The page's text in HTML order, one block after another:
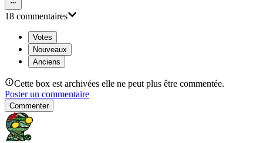
18 commentaires
Votes
Nouveaux
Anciens
Cette box est archivées elle ne peut plus être commentée.
Poster un commentaire
Commenter